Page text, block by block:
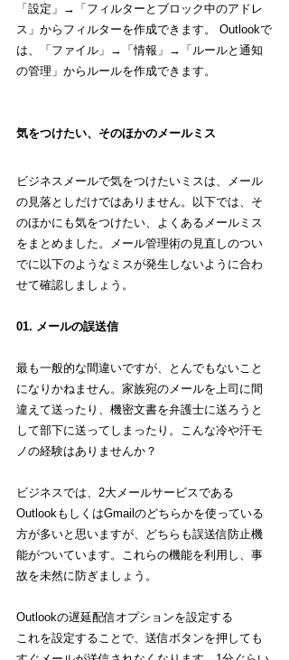
「設定」→「フィルターとブロック中のアドレ
ス」からフィルターを作成できます。 Outlookで
は、「ファイル」→「情報」→「ルールと通知
の管理」からルールを作成できます。
気をつけたい、そのほかのメールミス
ビジネスメールで気をつけたいミスは、メール
の見落としだけではありません。以下では、そ
のほかにも気をつけたい、よくあるメールミス
をまとめました。メール管理術の見直しのつい
でに以下のようなミスが発生しないように合わ
01. メールの誤送信
最も一般的な間違いですが、とんでもないこと
になりかねません。家族宛のメールを上司に間
違えて送ったり、機密文書を弁護士に送ろうと
して部下に送ってしまったり。こんな冷や汗モ
ノの経験はありませんか？
ビジネスでは、2大メールサービスである
OutlookもしくはGmailのどちらかを使っている
方が多いと思いますが、どちらも誤送信防止機
能がついています。これらの機能を利用し、事
故を未然に防ぎましょう。
Outlookの遅延配信オプションを設定する
これを設定することで、送信ボタンを押しても